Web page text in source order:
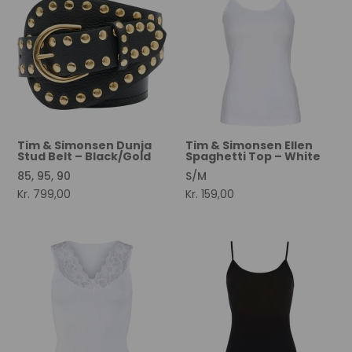
Tim & Simonsen Dunja
Stud Belt – Black/Gold
85, 95, 90
Kr. 799,00
Tim & Simonsen Ellen
Spaghetti Top – White
S/M
Kr. 159,00